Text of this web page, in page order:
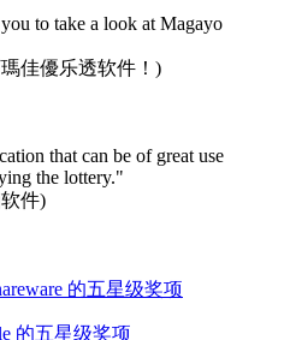
to take a look at Magayo
佳優乐透软件！)
that can be of great use
the lottery."
件)